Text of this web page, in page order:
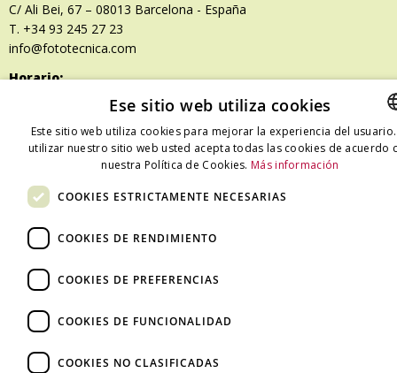
C/ Ali Bei, 67 – 08013 Barcelona - España
T. +34 93 245 27 23
info@fototecnica.com
Horario:
De lunes a viernes de 9.00h a 14.00h y de 15.00h a 18.00h.
Foto Técnica Import © 2024.
Ese sitio web utiliza cookies
Este sitio web utiliza cookies para mejorar la experiencia del
utilizar nuestro sitio web usted acepta todas las cookies de acuerdo
nuestra Política de Cookies. Más información
COOKIES ESTRICTAMENTE NECESARIAS
COOKIES DE RENDIMIENTO
COOKIES DE PREFERENCIAS
COOKIES DE FUNCIONALIDAD
COOKIES NO CLASIFICADAS